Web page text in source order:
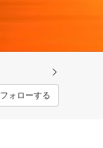
フォローする